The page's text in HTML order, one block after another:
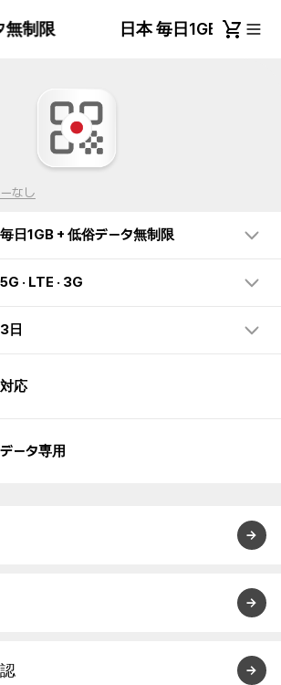
無制限 日本 毎日1GB + 低
なし
毎日1GB + 低俗データ無制限
5G · LTE · 3G
3日
対応
データ専用